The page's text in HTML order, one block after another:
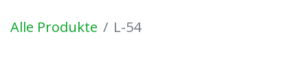
Alle Produkte L-54